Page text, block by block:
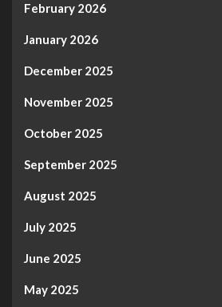
February 2026
January 2026
December 2025
November 2025
October 2025
September 2025
August 2025
July 2025
June 2025
May 2025